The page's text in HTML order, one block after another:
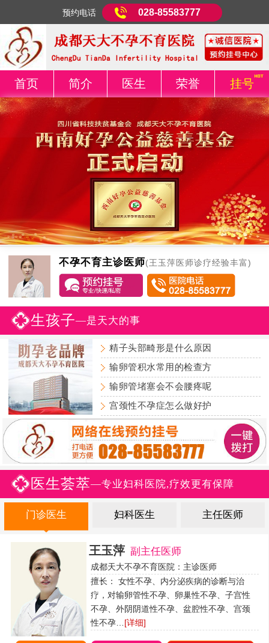
预约电话 028-85583777
首页 简介 医生 荣誉 挂号
不孕不育主诊医师(王玉萍医师诊疗经验丰富)
生孩子—是天大的事
精子头部畸形是什么原因
输卵管积水常用的检查方
输卵管堵塞会不会腰疼呢
宫颈性不孕症怎么做好护
医生荟萃—专业妇科医院,疗效更有保障
门诊医生 妇科医生 主任医师
王玉萍 副主任医师
成都天大不孕不育医院：主诊医师
擅长： 女性不孕、内分泌疾病的诊断与治
疗，对输卵管性不孕、卵巢性不孕、子宫性
不孕、外阴阴道性不孕、盆腔性不孕、宫颈
性不孕… [详细]